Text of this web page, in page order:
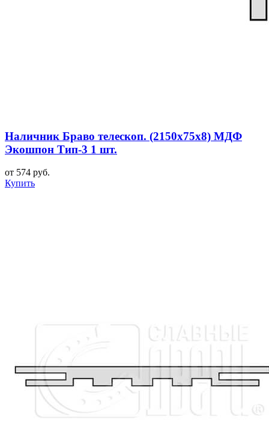
Наличник Браво телескоп. (2150x75x8) МДФ
Экошпон Тип-3 1 шт.
от 574 руб.
Купить